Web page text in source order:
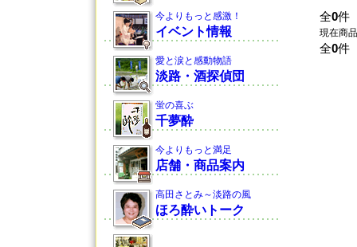
今よりもっと感激！
イベント情報
愛と涙と感動物語
淡路・酒探偵団
蛍の喜ぶ
千夢酔
今よりもっと満足
店舗・商品案内
高田さとみ～淡路の風
ほろ酔いトーク
全0件
現在商
全0件